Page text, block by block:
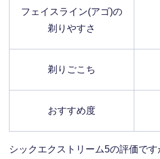
フェイスライン(アゴ)の
剃りやすさ
剃りごこち
おすすめ度
シックエクストリーム5の評価で